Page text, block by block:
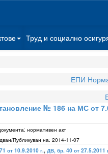
Труд и социално
ЕПИ
№ 186 на МС от
нормативен акт
Публикуван на: 2014-11-07
от 10.9.2010 г., ДВ, бр. 40 от 27.5.2011